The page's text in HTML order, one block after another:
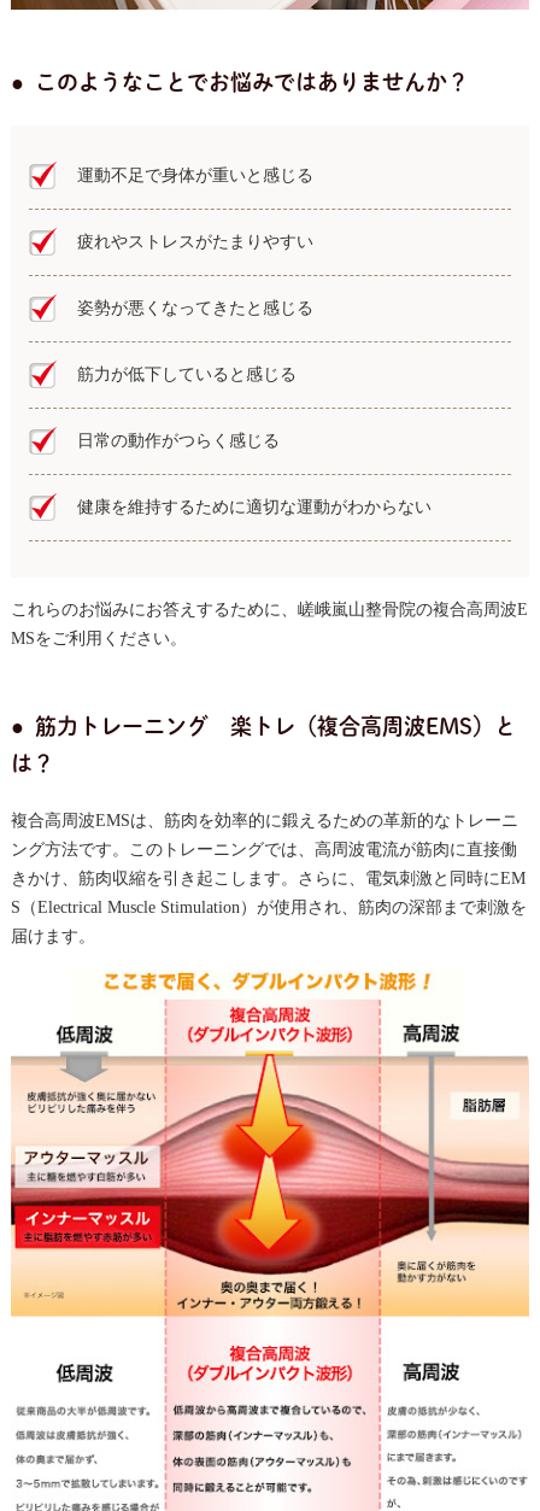
このようなことでお悩みではありませんか？
運動不足で身体が重いと感じる
疲れやストレスがたまりやすい
姿勢が悪くなってきたと感じる
筋力が低下していると感じる
日常の動作がつらく感じる
健康を維持するために適切な運動がわからない
これらのお悩みにお答えするために、嵯峨嵐山整骨院の複合高周波E
MSをご利用ください。
筋力トレーニング 楽トレ（複合高周波EMS）と
は？
複合高周波EMSは、筋肉を効率的に鍛えるための革新的なトレーニ
ング方法です。このトレーニングでは、高周波電流が筋肉に直接働
きかけ、筋肉収縮を引き起こします。さらに、電気刺激と同時にEM
S（Electrical Muscle Stimulation）が使用され、筋肉の深部まで刺激を
届けます。